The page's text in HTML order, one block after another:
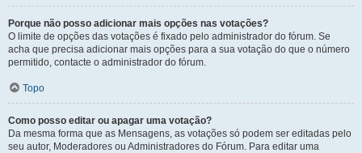
Porque não posso adicionar mais opções nas votações?
O limite de opções das votações é fixado pelo administrador do fórum. Se
acha que precisa adicionar mais opções para a sua votação do que o número
permitido, contacte o administrador do fórum.
Topo
Como posso editar ou apagar uma votação?
Da mesma forma que as Mensagens, as votações só podem ser editadas pelo
seu autor, Moderadores ou Administradores do Fórum. Para editar uma